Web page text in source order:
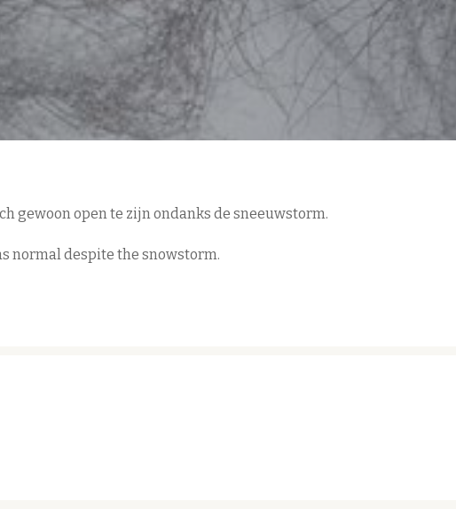
gewoon open te zijn ondanks de sneeuwstorm.
normal despite the snowstorm.